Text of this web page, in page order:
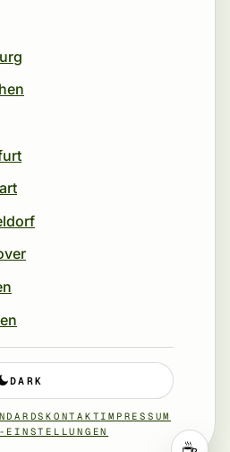
DARK
KONTAKT IMPRESSUM
EINSTELLUNGEN